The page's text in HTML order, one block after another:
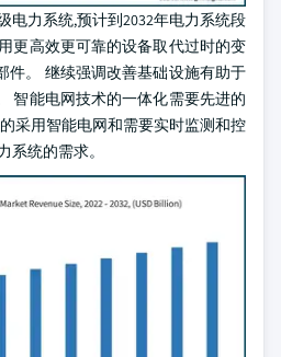
电力系统,预计到2032年电力系统段
更高效更可靠的设备取代过时的变
件。 继续强调改善基础设施有助于
智能电网技术的一体化需要先进的
采用智能电网和需要实时监测和控
系统的需求。